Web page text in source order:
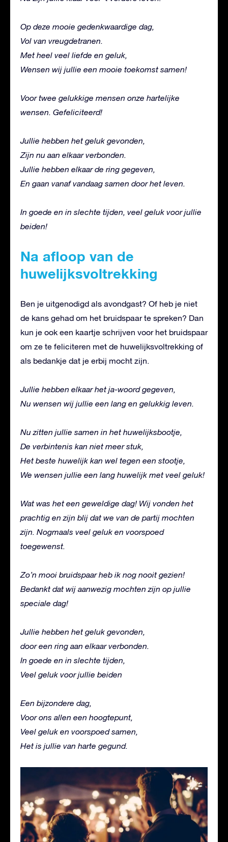
Op deze mooie gedenkwaardige dag,
Vol van vreugdetranen.
Met heel veel liefde en geluk,
Wensen wij jullie een mooie toekomst samen!
Voor twee gelukkige mensen onze hartelijke
wensen. Gefeliciteerd!
Jullie hebben het geluk gevonden,
Zijn nu aan elkaar verbonden.
Jullie hebben elkaar de ring gegeven,
En gaan vanaf vandaag samen door het leven.
In goede en in slechte tijden, veel geluk voor jullie
beiden!
Na afloop van de
huwelijksvoltrekking
Ben je uitgenodigd als avondgast? Of heb je niet
de kans gehad om het bruidspaar te spreken? Dan
kun je ook een kaartje schrijven voor het bruidspaar
om ze te feliciteren met de huwelijksvoltrekking of
als bedankje dat je erbij mocht zijn.
Jullie hebben elkaar het ja-woord gegeven,
Nu wensen wij jullie een lang en gelukkig leven.
Nu zitten jullie samen in het huwelijksbootje,
De verbintenis kan niet meer stuk,
Het beste huwelijk kan wel tegen een stootje,
We wensen jullie een lang huwelijk met veel geluk!
Wat was het een geweldige dag! Wij vonden het
prachtig en zijn blij dat we van de partij mochten
zijn. Nogmaals veel geluk en voorspoed
toegewenst.
Zo’n mooi bruidspaar heb ik nog nooit gezien!
Bedankt dat wij aanwezig mochten zijn op jullie
speciale dag!
Jullie hebben het geluk gevonden,
door een ring aan elkaar verbonden.
In goede en in slechte tijden,
Veel geluk voor jullie beiden
Een bijzondere dag,
Voor ons allen een hoogtepunt,
Veel geluk en voorspoed samen,
Het is jullie van harte gegund.